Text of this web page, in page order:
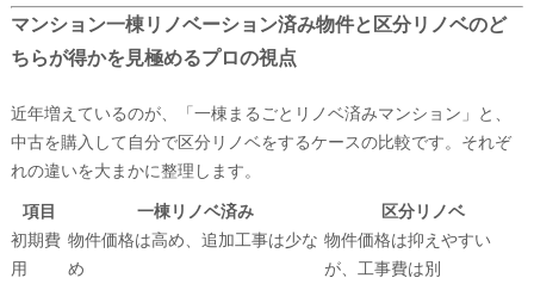
マンション一棟リノベーション済み物件と区分リノベのど
ちらが得かを見極めるプロの視点
近年増えているのが、「一棟まるごとリノベ済みマンション」と、
中古を購入して自分で区分リノベをするケースの比較です。それぞ
れの違いを大まかに整理します。
項目
一棟リノベ済み
区分リノベ
初期費
用
物件価格は高め、追加工事は少な
め
物件価格は抑えやすい
が、工事費は別